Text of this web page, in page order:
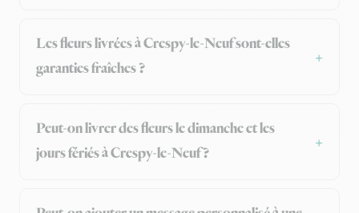
Les fleurs livrées à Crespy-le-Neuf sont-elles
garanties fraîches ?
Peut-on livrer des fleurs le dimanche et les
jours fériés à Crespy-le-Neuf ?